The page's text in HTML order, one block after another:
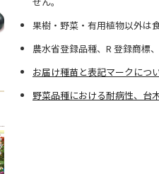
果樹・野菜・有用植物以外は
農水省登録品種、R 登録商標
お届け種苗と表記マークにつ
野菜品種における耐病性、台